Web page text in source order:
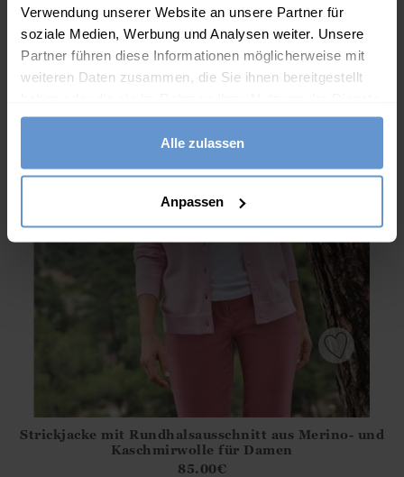
Verwendung unserer Website an unsere Partner für
soziale Medien, Werbung und Analysen weiter. Unsere
Partner führen diese Informationen möglicherweise mit
weiteren Daten zusammen, die Sie ihnen bereitgestellt
gesammelt haben.
Alle zulassen
Anpassen
?? ""
Strickjacke mit Rundhalsausschnitt aus Merino- und
Kaschmirwolle für Damen
85.00€